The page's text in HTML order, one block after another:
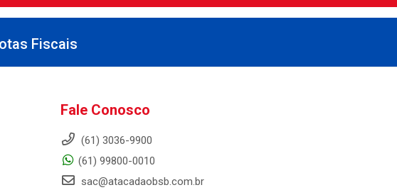
Fiscais
Fale Conosco
(61) 3036-9900
(61) 99800-0010
sac@atacadaobsb.com.br